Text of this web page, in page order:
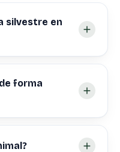
silvestre en
forma